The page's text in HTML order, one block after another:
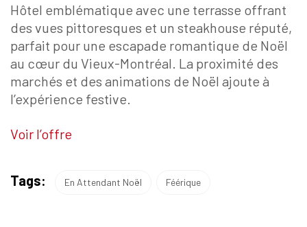
Hôtel emblématique avec une terrasse offrant
des vues pittoresques et un steakhouse réputé,
parfait pour une escapade romantique de Noël
au cœur du Vieux-Montréal. La proximité des
marchés et des animations de Noël ajoute à
l’expérience festive.
Voir l’offre
Tags: En Attendant Noël Féérique